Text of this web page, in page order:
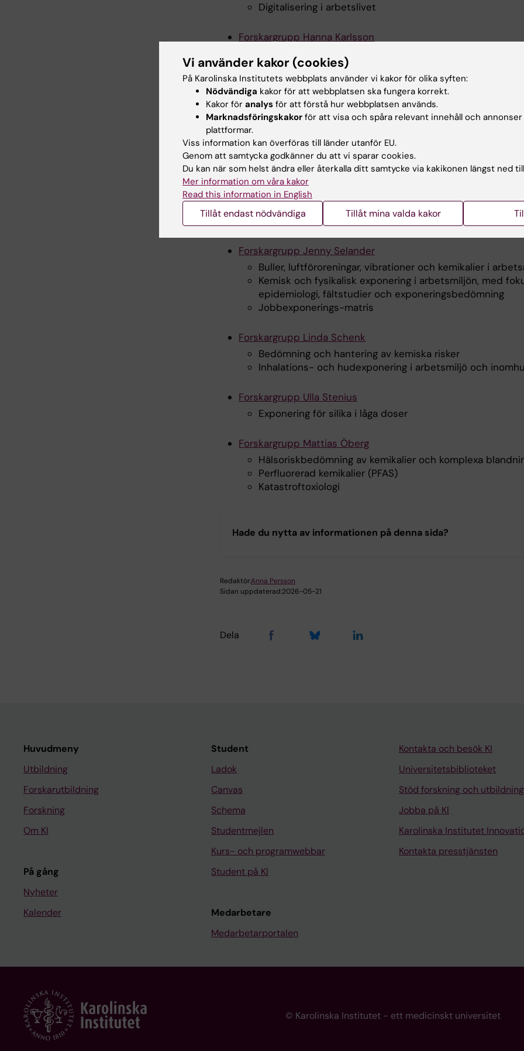
Digitalisering i arbetslivet
Forskargrupp Hanna Karlsson
olika partiklar
Partiklar från yrkesmiljöer (svetsning, 3D-printning) samt
nano- och mikroplaster
Forskargrupp Lydia Kwak
Identifiera risker för ohälsa och främja hälsa,
produktivitet på arbetsplatsen och i privatlivet
Utveckla, utvärdera och implementera effektiva
främja hälsa på arbetsplatsen med specifikt fokus på
förebyggande av stress och psykisk ohälsa
Implementeringsforskning för att effektivt föra in ny
olika typer av verksamheter
Forskargrupp Jenny Selander
Buller, luftföroreningar, vibrationer och kemikalier i
Kemisk och fysikalisk exponering i arbetsmiljön, med
epidemiologi, fältstudier och exponeringsbedömning
Jobbexponerings-matris
Forskargrupp Linda Schenk
Bedömning och hantering av kemiska risker
Inhalations- och hudexponering i arbetsmiljö och
Forskargrupp Ulla Stenius
Exponering för silika i låga doser
Forskargrupp Mattias Öberg
Hälsoriskbedömning av kemikalier och komplexa
Perfluorerad kemikalier (PFAS)
Katastroftoxiologi
Hade du nytta av informationen på denna sida?
Redaktör:Anna Persson
Sidan uppdaterad:2026-05-21
Dela
Huvudmeny
Utbildning
Forskarutbildning
Forskning
Om KI
På gång
Nyheter
Kalender
Student
Ladok
Canvas
Schema
Studentmejlen
Kurs- och programwebbar
Student på KI
Medarbetare
Medarbetarportalen
Kontakta och besök KI
Universitetsbiblioteket
Stöd forskning och utbildning
Jobba på KI
Karolinska Institutet
Kontakta presstjänsten
© Karolinska Institutet - ett medicinskt universitet
Vi använder kakor (cookies)
På Karolinska Institutets webbplats använder vi kakor för olika syften:
Nödvändiga kakor för att webbplatsen ska fungera korrekt.
Kakor för analys för att förstå hur webbplatsen används.
Marknadsföringskakor för att visa och spåra relevant innehåll och
plattformar.
Viss information kan överföras till länder utanför EU.
Genom att samtycka godkänner du att vi sparar cookies.
Du kan när som helst ändra eller återkalla ditt samtycke via kakikonen längst ned
Mer information om våra kakor
Read this information in English
Tillåt endast nödvändiga Tillåt mina valda kakor